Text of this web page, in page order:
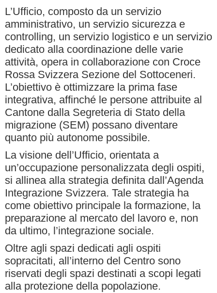
L’Ufficio, composto da un servizio
amministrativo, un servizio sicurezza e
controlling, un servizio logistico e un servizio
dedicato alla coordinazione delle varie
attività, opera in collaborazione con Croce
Rossa Svizzera Sezione del Sottoceneri.
L’obiettivo è ottimizzare la prima fase
integrativa, affinché le persone attribuite al
Cantone dalla Segreteria di Stato della
migrazione (SEM) possano diventare
quanto più autonome possibile.
La visione dell’Ufficio, orientata a
un’occupazione personalizzata degli ospiti,
si allinea alla strategia definita dall’Agenda
Integrazione Svizzera. Tale strategia ha
come obiettivo principale la formazione, la
preparazione al mercato del lavoro e, non
da ultimo, l’integrazione sociale.
Oltre agli spazi dedicati agli ospiti
sopracitati, all’interno del Centro sono
riservati degli spazi destinati a scopi legati
alla protezione della popolazione.